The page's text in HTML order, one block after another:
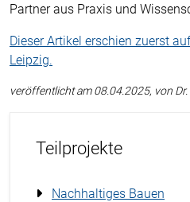
Partner aus Praxis und
Dieser Artikel erschien zuerst
Leipzig.
veröffentlicht am 08.04.2025, von
Teilprojekte
Nachhaltiges Bauen